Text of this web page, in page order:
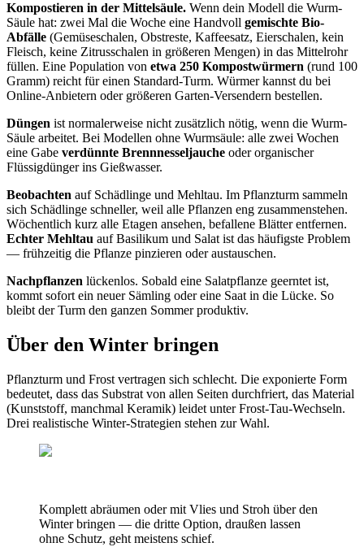
Kompostieren in der Mittelsäule. Wenn dein Modell die Wurm-
Säule hat: zwei Mal die Woche eine Handvoll gemischte Bio-
Abfälle (Gemüseschalen, Obstreste, Kaffeesatz, Eierschalen, kein
Fleisch, keine Zitrusschalen in größeren Mengen) in das Mittelrohr
füllen. Eine Population von etwa 250 Kompostwürmern (rund 100
Gramm) reicht für einen Standard-Turm. Würmer kannst du bei
Online-Anbietern oder größeren Garten-Versendern bestellen.
Düngen ist normalerweise nicht zusätzlich nötig, wenn die Wurm-
Säule arbeitet. Bei Modellen ohne Wurmsäule: alle zwei Wochen
eine Gabe verdünnte Brennnesseljauche oder organischer
Flüssigdünger ins Gießwasser.
Beobachten auf Schädlinge und Mehltau. Im Pflanzturm sammeln
sich Schädlinge schneller, weil alle Pflanzen eng zusammenstehen.
Wöchentlich kurz alle Etagen ansehen, befallene Blätter entfernen.
Echter Mehltau auf Basilikum und Salat ist das häufigste Problem
— frühzeitig die Pflanze pinzieren oder austauschen.
Nachpflanzen lückenlos. Sobald eine Salatpflanze geerntet ist,
kommt sofort ein neuer Sämling oder eine Saat in die Lücke. So
bleibt der Turm den ganzen Sommer produktiv.
Über den Winter bringen
Pflanzturm und Frost vertragen sich schlecht. Die exponierte Form
bedeutet, dass das Substrat von allen Seiten durchfriert, das Material
(Kunststoff, manchmal Keramik) leidet unter Frost-Tau-Wechseln.
Drei realistische Winter-Strategien stehen zur Wahl.
Komplett abräumen oder mit Vlies und Stroh über den
Winter bringen — die dritte Option, draußen lassen
ohne Schutz, geht meistens schief.